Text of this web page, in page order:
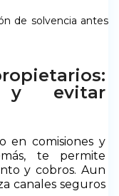
de solvencia antes
y evitar
en comisiones y
te permite
y cobros. Aun
canales seguros